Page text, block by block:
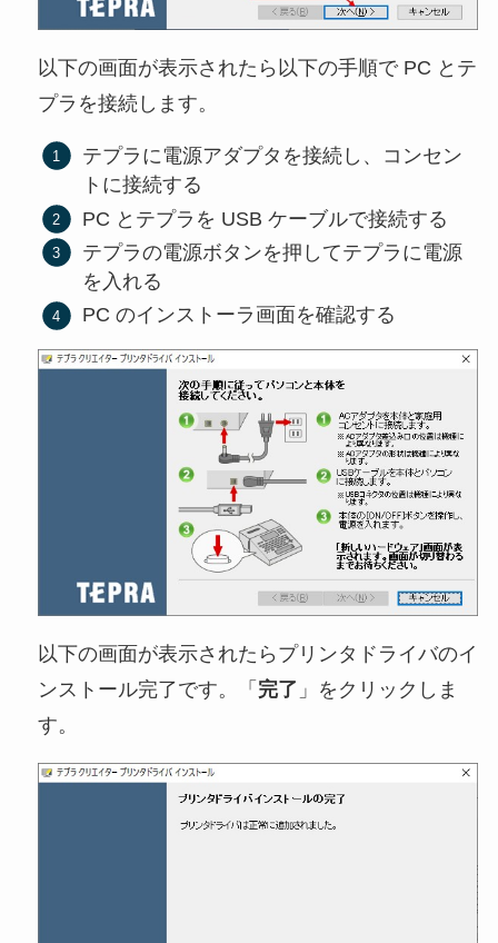
以下の画面が表示されたら以下の手順で PC とテ
プラを接続します。
テプラに電源アダプタを接続し、コンセン
トに接続する
PC とテプラを USB ケーブルで接続する
テプラの電源ボタンを押してテプラに電源
を入れる
PC のインストーラ画面を確認する
以下の画面が表示されたらプリンタドライバのイ
ンストール完了です。「 完了 」をクリックしま
す。